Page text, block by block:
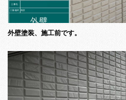
外壁塗装、施工前です。